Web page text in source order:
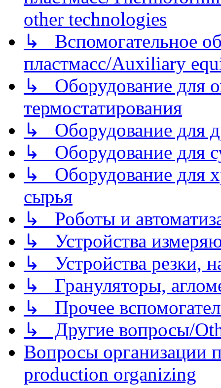
other technologies
↳ Вспомогательное
пластмасс/Auxiliary
↳ Оборудование для
термостатирования
↳ Оборудование для
↳ Оборудование для
↳ Оборудование для
сырья
↳ Роботы и
↳ Устройства
↳ Устройства резки,
↳ Грануляторы,
↳ Прочее
↳ Другие вопросы/
Вопросы организации
production organizing